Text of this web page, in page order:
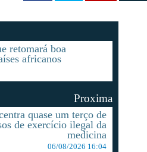
retomará boa
africanos
Proxima
quase um terço de
de exercício ilegal da
medicina
06/08/2026 16:04